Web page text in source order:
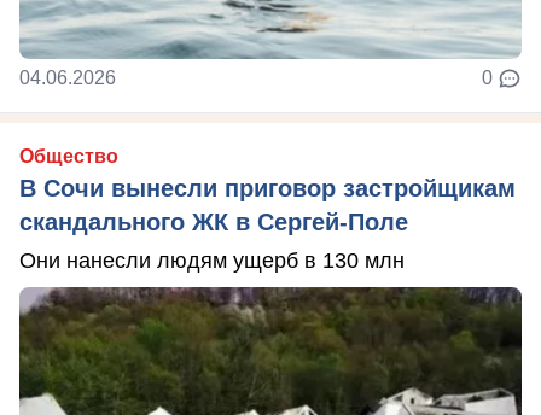
04.06.2026 0
Общество
В Сочи вынесли приговор застройщикам
скандального ЖК в Сергей-Поле
Они нанесли людям ущерб в 130 млн